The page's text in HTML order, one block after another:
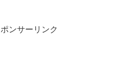
ンサーリンク